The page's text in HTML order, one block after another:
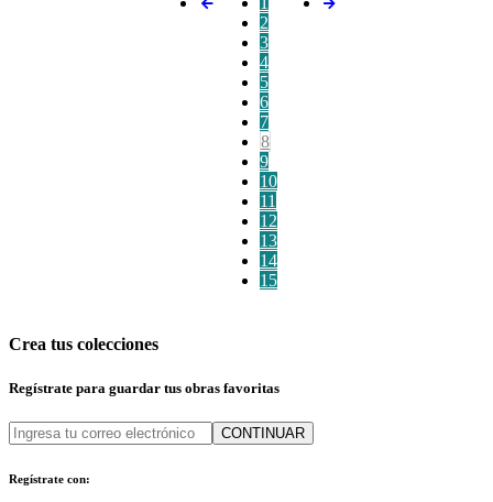
2
3
4
5
6
7
8
9
10
11
12
13
14
15
Crea tus colecciones
Regístrate para guardar tus obras favoritas
CONTINUAR
Regístrate con: